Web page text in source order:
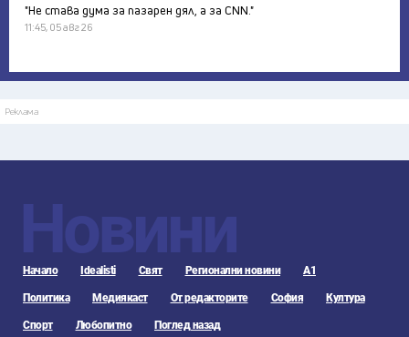
"Не става дума за пазарен дял, а за CNN."
11:45, 05 авг 26
Реклама
Новини
Начало Idealisti Свят Регионални новини А1
Политика Медиякаст От редакторите София Култура
Спорт Любопитно Поглед назад